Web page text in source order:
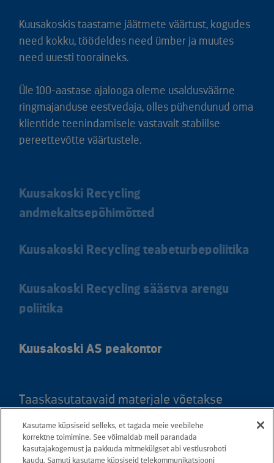
Kuusakoskis taastame jäätmete väärtust, kogudes
need kokku, töödeldes need ümber ja muutes
need uuesti tooraineks.
Üle 100-aastase ajalooga oleme usaldusväärne
ringmajanduse eestvedaja, olles pühendunud oma
klientide teenindamisele vastavalt stabiilse
pereettevõtte väärtustele.
Kuusakoski Recycling
andmekaitsepõhimõtted
Kuusakoski Recycling teabeturbepoliitika
Kuusakoski Recycling säästva arengu
poliitika
Kuusakoski AS peakontor
Taaskasutatavaid materjale võetakse
Kaardil klõpsates leiate kõigi maakondade
teeninduspunktid ja teejuhised.
Kasutame küpsiseid selleks, et tagada meie veebilehe
korrektne toimimine. See võimaldab meil parandada
kasutajakogemust ja pakkuda mitmekülgset abi vestlusroboti
kaudu. Samuti kasutame küpsiseid telekommunikatsiooni